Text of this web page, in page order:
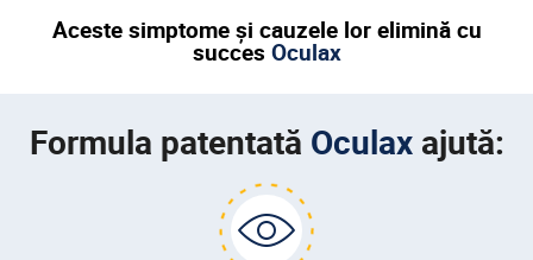
Aceste simptome și cauzele lor elimină cu
succes Oculax
Formula patentată Oculaxajută: